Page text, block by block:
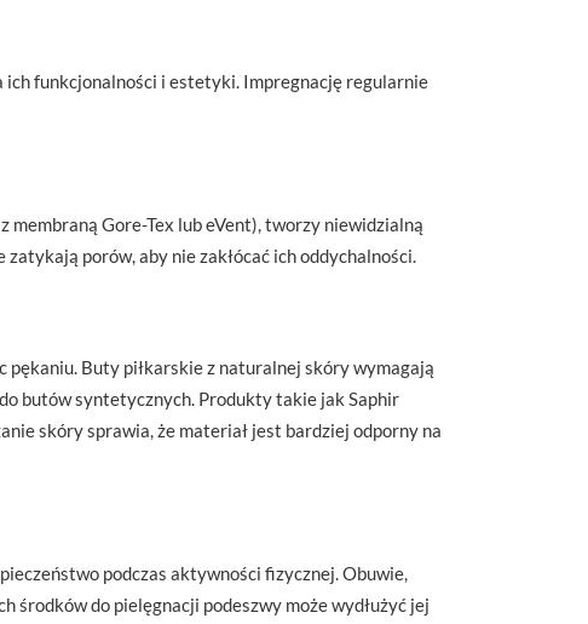
ich funkcjonalności i estetyki. Impregnację regularnie
membraną Gore-Tex lub eVent), tworzy niewidzialną
porów, aby nie zakłócać ich oddychalności.
Buty piłkarskie z naturalnej skóry wymagają
butów syntetycznych. Produkty takie jak Saphir
skóry sprawia, że materiał jest bardziej odporny na
podczas aktywności fizycznej. Obuwie,
środków do pielęgnacji podeszwy może wydłużyć jej